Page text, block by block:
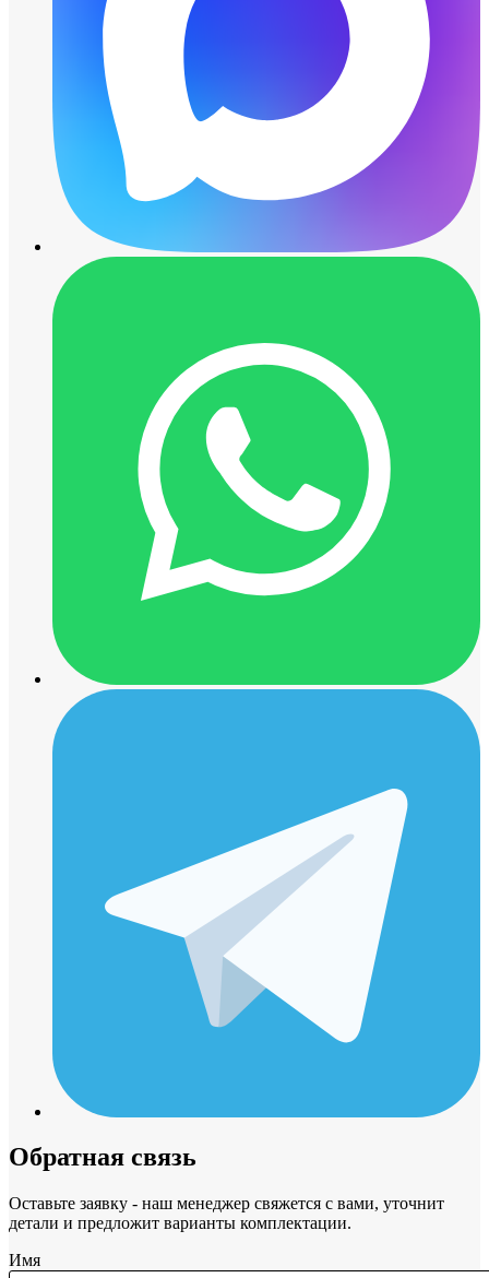
Обратная связь
Оставьте заявку - наш менеджер свяжется с вами, уточнит
детали и предложит варианты комплектации.
Имя